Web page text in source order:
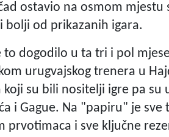
ostavio na osmom mjestu
bolji od prikazanih igara.
to dogodilo u ta tri i pol
urugvajskog trenera u
koji su bili nositelji igre pa su
i Gague. Na "papiru" je
prvotimaca i sve ključne